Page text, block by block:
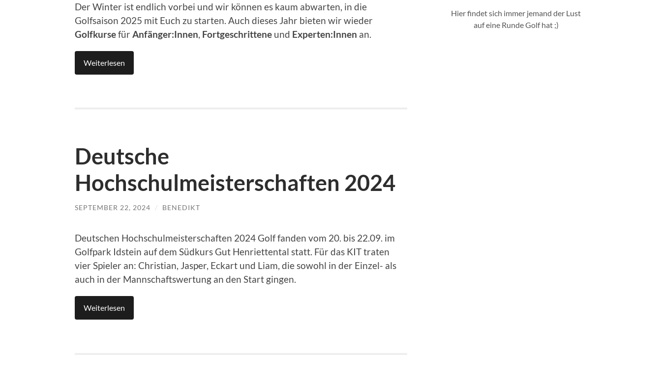
Der Winter ist endlich vorbei und wir können es kaum abwarten, in die
Golfsaison 2025 mit Euch zu starten. Auch dieses Jahr bieten wir wieder
Golfkursefür Anfänger:Innen Fortgeschrittene und Experten:Innen an.
Weiterlesen
Deutsche
Hochschulmeisterschaften 2024
SEPTEMBER 22, 2024 / BENEDIKT
Deutschen Hochschulmeisterschaften 2024 Golf fanden vom 20. bis 22.09. im
Golfpark Idstein auf dem Südkurs Gut Henriettental statt. Für das KIT traten
vier Spieler an: Christian, Jasper, Eckart und Liam, die sowohl in der Einzel- als
auch in der Mannschaftswertung an den Start gingen.
Weiterlesen
Hier findet sich immer jemand der Lust
auf eine Runde Golf hat ;)